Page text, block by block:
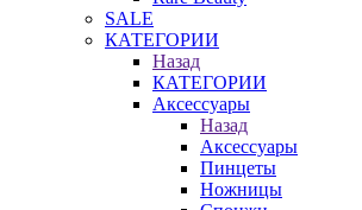
SALE
КАТЕГОРИИ
Назад
КАТЕГОРИИ
Аксессуары
Назад
Аксессуары
Пинцеты
Ножницы